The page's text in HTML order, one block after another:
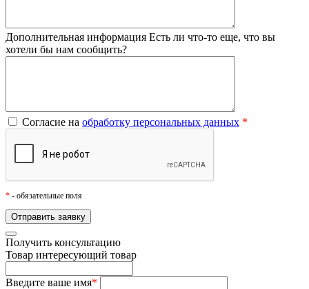
Дополнительная информация Есть ли что-то еще, что вы
хотели бы нам сообщить?
Согласие на обработку персональных данных *
* - обязательные поля
Получить консультацию
Товар интересующий товар
Введите ваше имя*